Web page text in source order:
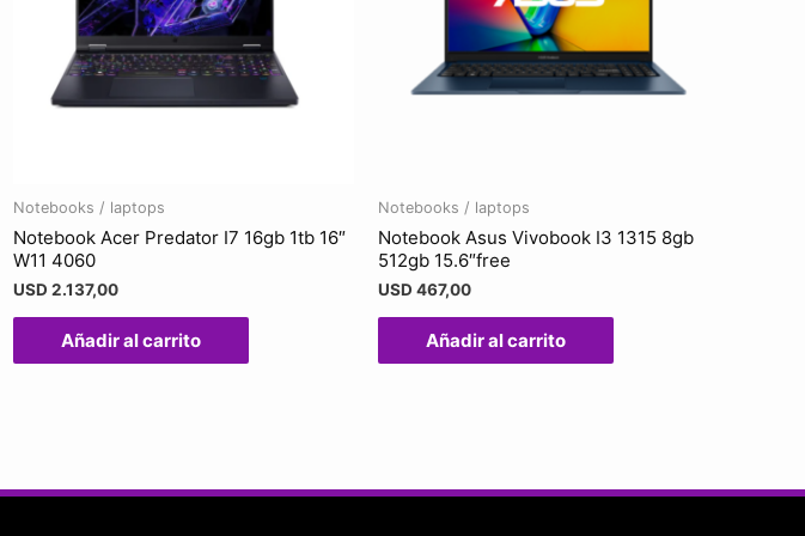
Notebooks / laptops
Notebook Acer Predator I7 16gb 1tb 16″
W11 4060
USD 2.137,00
Añadir al carrito
Notebooks / laptops
Notebook Asus Vivobook I3 1315 8gb
512gb 15.6″free
USD 467,00
Añadir al carrito